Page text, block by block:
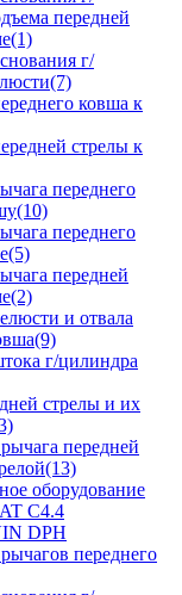
передней
г/
ковша к
стрелы к
переднего
переднего
передней
и отвала
г/цилиндра
стрелы и их
передней
оборудование
C4.4
DPH
переднего